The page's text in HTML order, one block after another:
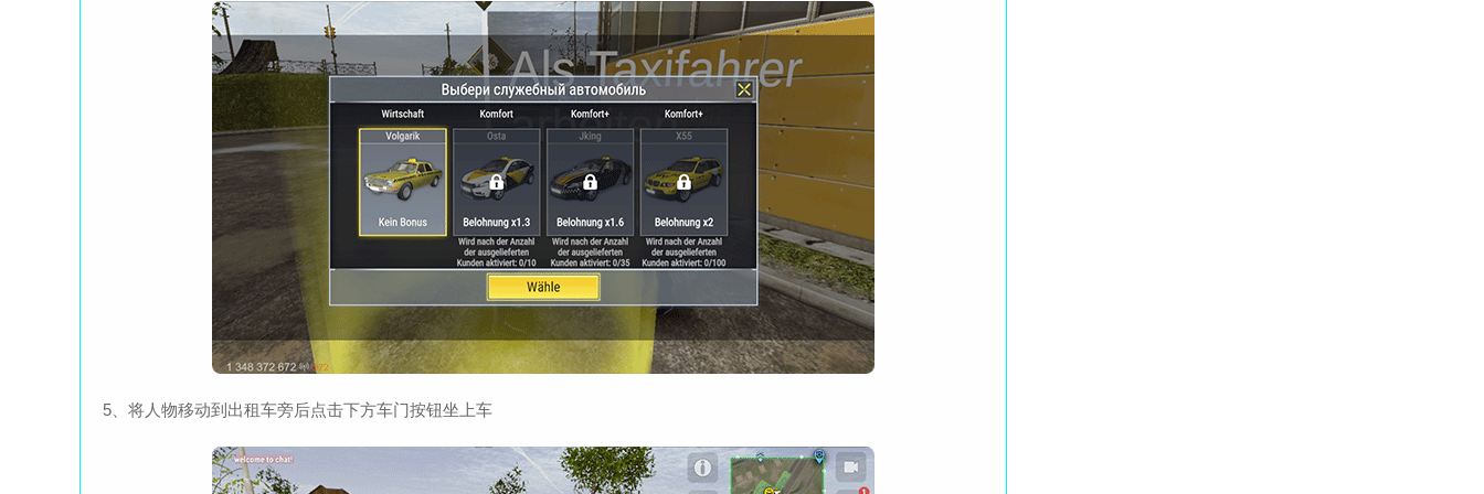
5、将人物移动到出租车旁后点击下方车门按钮坐上车